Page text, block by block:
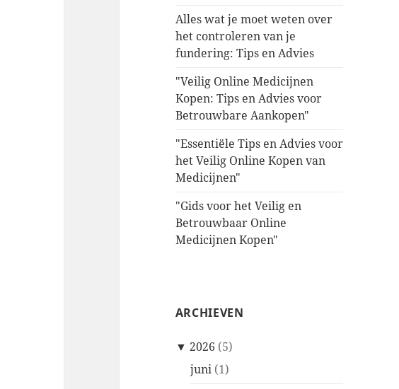
Alles wat je moet weten over
het controleren van je
fundering: Tips en Advies
"Veilig Online Medicijnen
Kopen: Tips en Advies voor
Betrouwbare Aankopen"
"Essentiële Tips en Advies voor
het Veilig Online Kopen van
Medicijnen"
"Gids voor het Veilig en
Betrouwbaar Online
Medicijnen Kopen"
ARCHIEVEN
▼ 2026 (5)
juni (1)